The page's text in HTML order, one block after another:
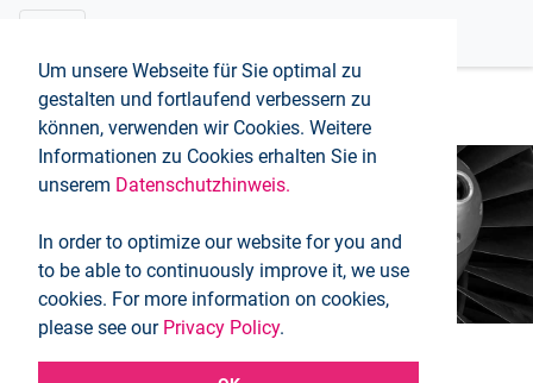
Um unsere Webseite für Sie optimal zu
gestalten und fortlaufend verbessern zu
können, verwenden wir Cookies. Weitere
Informationen zu Cookies erhalten Sie in
unserem Datenschutzhinweis.
In order to optimize our website for you and
to be able to continuously improve it, we use
cookies. For more information on cookies,
please see our Privacy Policy.
Startseite Login